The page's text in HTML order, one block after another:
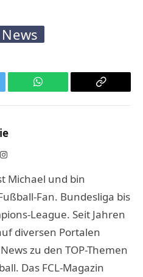
News
WhatsApp
Copy
Instagram
Michael und bin
Fan. Bundesliga bis
League. Seit Jahren
diversen Portalen
zu den TOP-Themen
Das FCL-Magazin